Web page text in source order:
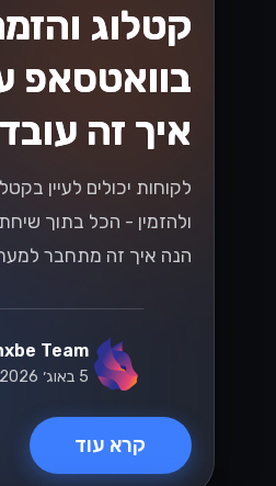
קטלוג
בוואטסאפ
איך זה עובד
לקוחות יכולים לעיין
ולהזמין - הכל בתוך
הנה איך זה מתחבר
Team
5 באוג׳ 2026
קרא עוד